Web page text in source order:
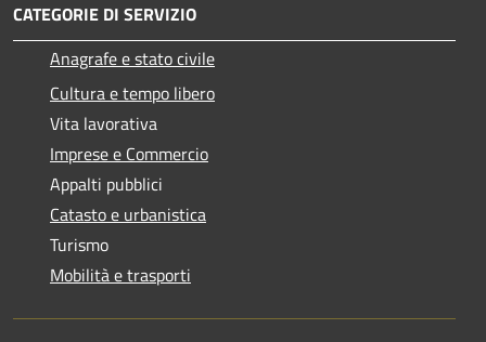
CATEGORIE DI SERVIZIO
Anagrafe e stato civile
Cultura e tempo libero
Vita lavorativa
Imprese e Commercio
Appalti pubblici
Catasto e urbanistica
Turismo
Mobilità e trasporti